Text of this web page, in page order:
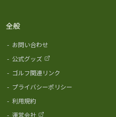
全般
- お問い合わせ
- 公式グッズ
- ゴルフ関連リンク
- プライバシーポリシー
- 利用規約
- 運営会社